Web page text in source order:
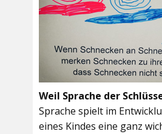
Weil Sprache der
Sprache spielt im
eines Kindes eine ganz